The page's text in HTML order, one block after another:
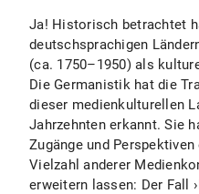
Ja! Historisch betrachtet
deutschsprachigen
(ca. 1750–1950) als
Die Germanistik hat die
dieser medienkulturellen
Jahrzehnten erkannt. Sie
Zugänge und
Vielzahl anderer
erweitern lassen: Der Fall